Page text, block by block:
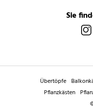
Sie
Übertöpfe
Pflanzkästen